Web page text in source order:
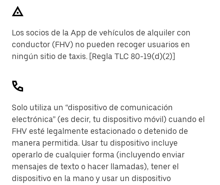
Los socios de la App de vehículos de alquiler con
conductor (FHV) no pueden recoger usuarios en
ningún sitio de taxis. [Regla TLC 80-19(d)(2)]
Solo utiliza un “dispositivo de comunicación
electrónica” (es decir, tu dispositivo móvil) cuando el
FHV esté legalmente estacionado o detenido de
manera permitida. Usar tu dispositivo incluye
operarlo de cualquier forma (incluyendo enviar
mensajes de texto o hacer llamadas), tener el
dispositivo en la mano y usar un dispositivo